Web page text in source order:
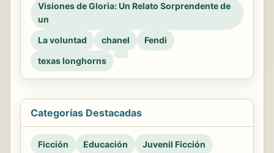
Visiones de Gloria: Un Relato Sorprendente de
un
La voluntad
chanel
Fendi
texas longhorns
Categorías Destacadas
Ficción Educación Juvenil Ficción